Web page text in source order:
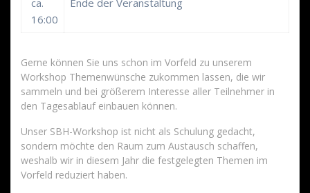
ca.
16:00
Ende der Veranstaltung
Gerne können Sie uns schon im Vorfeld zu unserem
Workshop Themenwünsche zukommen lassen, die wir
sammeln und bei größerem Interesse aller Teilnehmer in
den Tagesablauf einbauen können.
Unser SBH-Workshop ist nicht als Schulung gedacht,
sondern möchte den Raum zum Austausch schaffen,
weshalb wir in diesem Jahr die festgelegten Themen im
Vorfeld reduziert haben.